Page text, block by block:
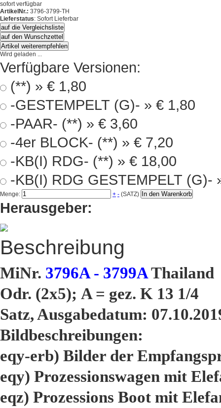
sofort verfügbar
ArtikelNr.: 3796-3799-TH
Lieferstatus: Sofort Lieferbar
auf die Vergleichsliste
auf den Wunschzettel
Artikel weiterempfehlen
Wird geladen ...
Verfügbare Versionen:
(**) » € 1,80
-GESTEMPELT (G)- » € 1,80
-PAAR- (**) » € 3,60
-4er BLOCK- (**) » € 7,20
-KB(I) RDG- (**) » € 18,00
-KB(I)
Menge: + - (SATZ) In den Warenkorb
Herausgeber:
Beschreibung
MiNr. 3796A - 3799AThailand
Odr. (2x5); A = gez. K 13 1/4
Satz, Ausgabedatum:
Bildbeschreibungen:
eqy-erb) Bilder der
eqy) Prozessionswagen mit
eqz) Prozessions Boot mit